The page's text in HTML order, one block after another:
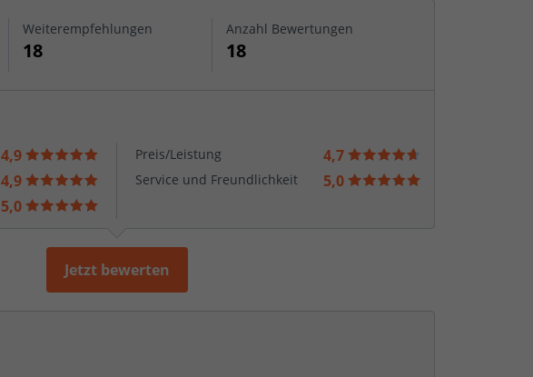
Weiterempfehlungen
18
Anzahl Bewertungen
18
4,9 Preis/Leistung 4,7
4,9 Service und Freundlichkeit 5,0
5,0
Jetzt bewerten